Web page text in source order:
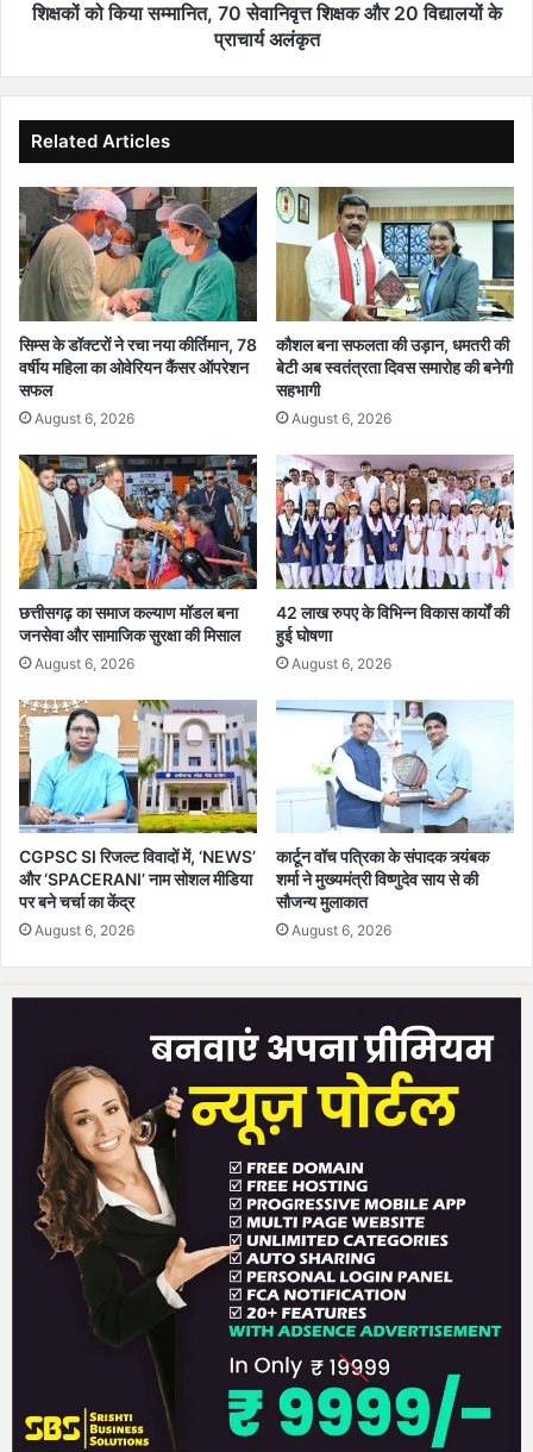
फॉ
नि
सि
क
,
म
ज
न
ता
मि
ले
गी
रा
ह
त
:
भा
व
बो
ह
रा
म्मा
न
:
उ
प
मु
ख्य
त्री
वि
ज
य
र्मा
ने
शि
क्ष
कों
को
कि
या
स
नि
त
,
7
0
से
वा
नि
वृ
त्त
शिक्षकों को किया सम्मानित, 70 सेवानिवृत्त शिक्षक और 20 विद्यालयों के
प्राचार्य अलंकृत
Related Articles
सिम्स के डॉक्टरों ने रचा नया कीर्तिमान, 78
वर्षीय महिला का ओवेरियन कैंसर ऑपरेशन
सफल
August 6, 2026
कौशल बना सफलता की उड़ान, धमतरी की
बेटी अब स्वतंत्रता दिवस समारोह की बनेगी
सहभागी
August 6, 2026
छत्तीसगढ़ का समाज कल्याण मॉडल बना
जनसेवा और सामाजिक सुरक्षा की मिसाल
August 6, 2026
42 लाख रुपए के विभिन्न विकास कार्यों की
हुई घोषणा
August 6, 2026
CGPSC SI रिजल्ट विवादों में, ‘NEWS’
और ‘SPACERANI’ नाम सोशल मीडिया
पर बने चर्चा का केंद्र
August 6, 2026
कार्टून वॉच पत्रिका के संपादक त्र्यंबक
शर्मा ने मुख्यमंत्री विष्णुदेव साय से की
सौजन्य मुलाकात
August 6, 2026